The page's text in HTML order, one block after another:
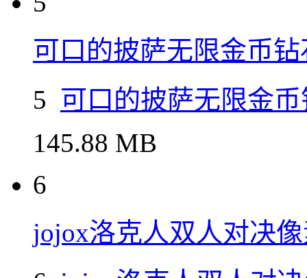
4
斗技女王赛
37.81 MB
5
可口的披萨无限金币
5
可口的披萨无限金